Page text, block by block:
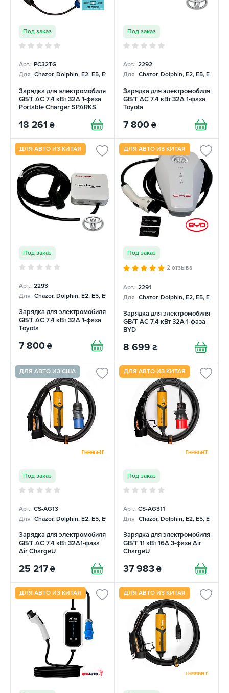
Под заказ
Арт.: PC32TG
Для Chazor, Dolphin, E2, E5, E9, Mercedes
Зарядка для электромобиля
GB/T AC 7.4 кВт 32А 1-фаза
Portable Charger SPARKS
18 261 ₴
Под заказ
Арт.: 2292
Для Chazor, Dolphin, E2, E5, E9,
Зарядка для электромобиля
GB/T AC 7.4 кВт 32А 1-фаза
Toyota
7 800 ₴
ДЛЯ АВТО ИЗ КИТАЯ
Под заказ
Арт.: 2293
Для Chazor, Dolphin, E2, E5, E9, Mercedes
Зарядка для электромобиля
GB/T AC 7.4 кВт 32А 1-фаза
Toyota
7 800 ₴
ДЛЯ АВТО ИЗ КИТАЯ
Под заказ
2 отзыва
Арт.: 2291
Для Chazor, Dolphin, E2, E5, E9,
Зарядка для электромобиля
GB/T AC 7.4 кВт 32А 1-фаза
BYD
8 699 ₴
ДЛЯ АВТО ИЗ США
Под заказ
Арт.: CS-AG13
Для Chazor, Dolphin, E2, E5, E9, Mercedes
Зарядка для электромобиля
GB/T AC 7.4 кВт 32A1-фаза
Air ChargeU
25 217 ₴
ДЛЯ АВТО ИЗ КИТАЯ
Под заказ
Арт.: CS-AG311
Для Chazor, Dolphin, E2, E5, E9,
Зарядка для электромобиля
GB/T 11 кВт 16A 3-фази Air
ChargeU
37 983 ₴
ДЛЯ АВТО ИЗ КИТАЯ ДЛЯ АВТО ИЗ КИТАЯ